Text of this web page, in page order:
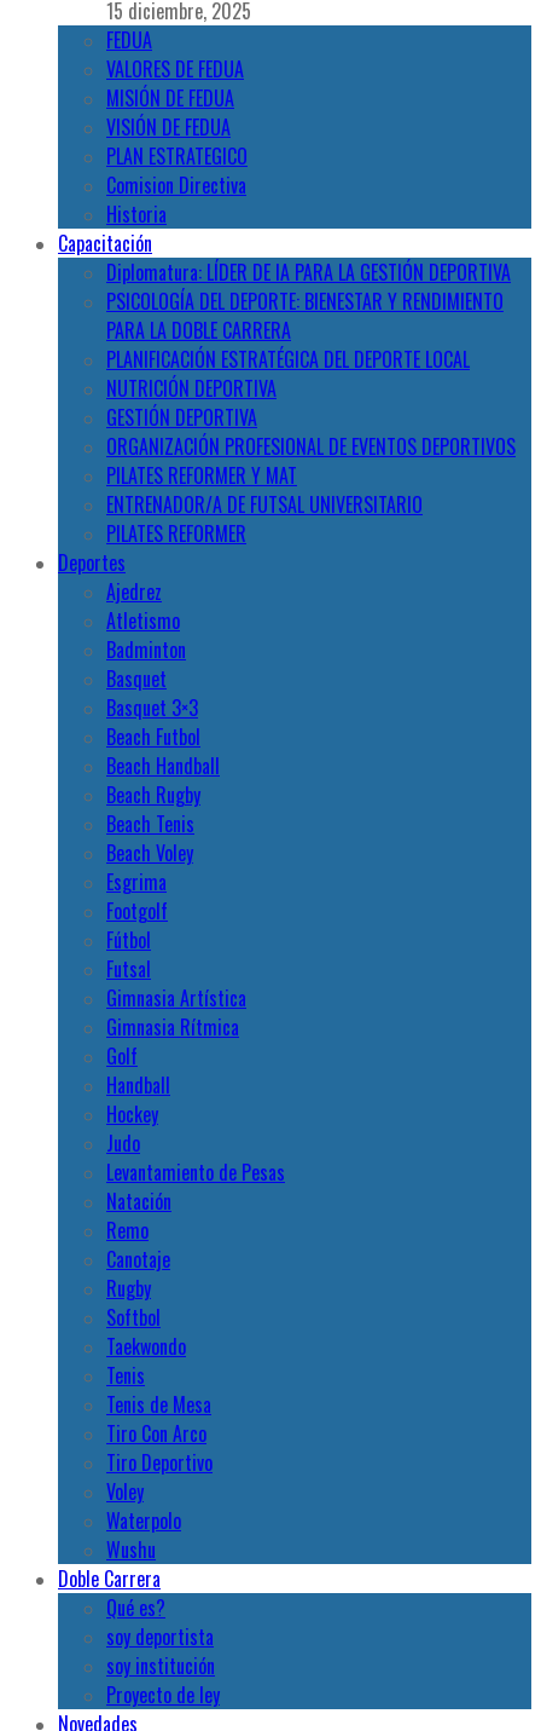
15 diciembre, 2025
FEDUA
VALORES DE FEDUA
MISIÓN DE FEDUA
VISIÓN DE FEDUA
PLAN ESTRATEGICO
Comision Directiva
Historia
Capacitación
Diplomatura: LÍDER DE IA PARA LA GESTIÓN DEPORTIVA
PSICOLOGÍA DEL DEPORTE: BIENESTAR Y RENDIMIENTO
PARA LA DOBLE CARRERA
PLANIFICACIÓN ESTRATÉGICA DEL DEPORTE LOCAL
NUTRICIÓN DEPORTIVA
GESTIÓN DEPORTIVA
ORGANIZACIÓN PROFESIONAL DE EVENTOS DEPORTIVOS
PILATES REFORMER Y MAT
ENTRENADOR/A DE FUTSAL UNIVERSITARIO
PILATES REFORMER
Deportes
Ajedrez
Atletismo
Badminton
Basquet
Basquet 3×3
Beach Futbol
Beach Handball
Beach Rugby
Beach Tenis
Beach Voley
Esgrima
Footgolf
Fútbol
Futsal
Gimnasia Artística
Gimnasia Rítmica
Golf
Handball
Hockey
Judo
Levantamiento de Pesas
Natación
Remo
Canotaje
Rugby
Softbol
Taekwondo
Tenis
Tenis de Mesa
Tiro Con Arco
Tiro Deportivo
Voley
Waterpolo
Wushu
Doble Carrera
Qué es?
soy deportista
soy institución
Proyecto de ley
Novedades